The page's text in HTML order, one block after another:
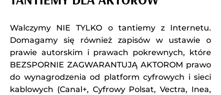
Walczymy NIE TYLKO o tantiemy z Internetu.
Domagamy się również zapisów w ustawie o
prawie autorskim i prawach pokrewnych, które
BEZSPORNIE ZAGWARANTUJĄ AKTOROM prawo
do wynagrodzenia od platform cyfrowych i sieci
kablowych (Canal+, Cyfrowy Polsat, Vectra, Inea,